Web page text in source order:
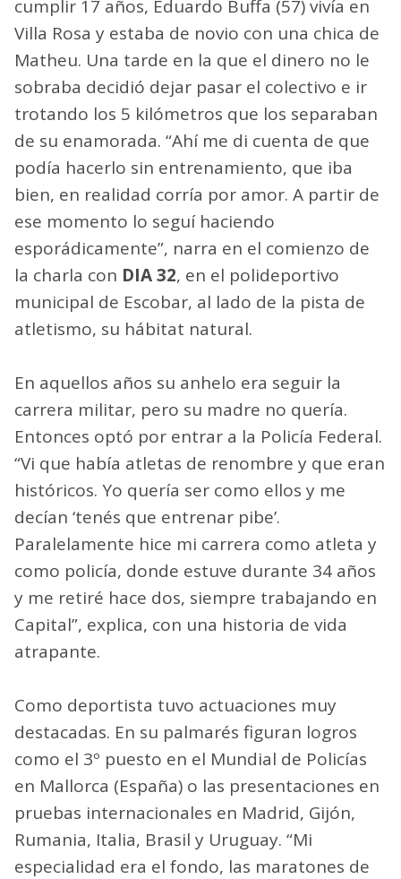
cumplir 17 años, Eduardo Buffa (57) vivía en
Villa Rosa y estaba de novio con una chica de
Matheu. Una tarde en la que el dinero no le
sobraba decidió dejar pasar el colectivo e ir
trotando los 5 kilómetros que los separaban
de su enamorada. “Ahí me di cuenta de que
podía hacerlo sin entrenamiento, que iba
bien, en realidad corría por amor. A partir de
ese momento lo seguí haciendo
esporádicamente”, narra en el comienzo de
la charla con DIA 32, en el polideportivo
municipal de Escobar, al lado de la pista de
atletismo, su hábitat natural.
En aquellos años su anhelo era seguir la
carrera militar, pero su madre no quería.
Entonces optó por entrar a la Policía Federal.
“Vi que había atletas de renombre y que eran
históricos. Yo quería ser como ellos y me
decían ‘tenés que entrenar pibe’.
Paralelamente hice mi carrera como atleta y
como policía, donde estuve durante 34 años
y me retiré hace dos, siempre trabajando en
Capital”, explica, con una historia de vida
atrapante.
Como deportista tuvo actuaciones muy
destacadas. En su palmarés figuran logros
como el 3º puesto en el Mundial de Policías
en Mallorca (España) o las presentaciones en
pruebas internacionales en Madrid, Gijón,
Rumania, Italia, Brasil y Uruguay. “Mi
especialidad era el fondo, las maratones de